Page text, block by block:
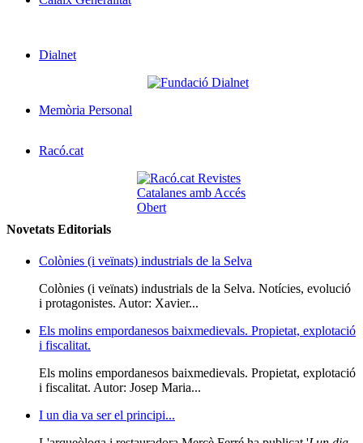
Dialnet
Memòria Personal
Racó.cat
Novetats Editorials
Colònies (i veïnats) industrials de la Selva
Colònies (i veïnats) industrials de la Selva. Notícies, evolució
i protagonistes. Autor: Xavier...
Els molins empordanesos baixmedievals. Propietat, explotació
i fiscalitat.
Els molins empordanesos baixmedievals. Propietat, explotació
i fiscalitat. Autor: Josep Maria...
I un dia va ser el principi...